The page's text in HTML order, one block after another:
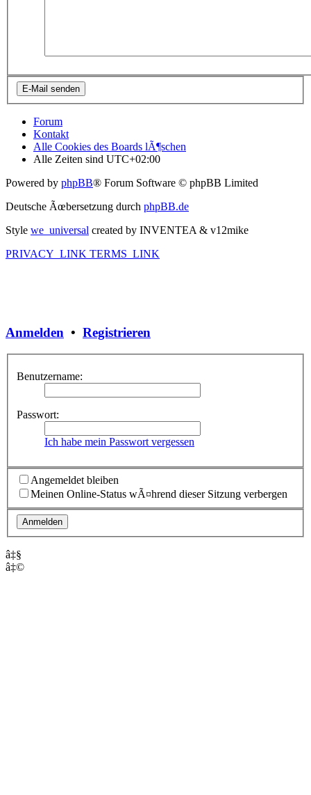
Forum
Kontakt
Alle Cookies des Boards lÃ¶schen
Alle Zeiten sind UTC+02:00
Powered by phpBB® Forum Software © phpBB Limited
Deutsche Ãœbersetzung durch phpBB.de
Style we_universal created by INVENTEA & v12mike
PRIVACY_LINK TERMS_LINK
Anmelden • Registrieren
Benutzername:
Passwort:
Ich habe mein Passwort vergessen
Angemeldet bleiben
Meinen Online-Status wÃ¤hrend dieser Sitzung verbergen
â‡§
â‡©